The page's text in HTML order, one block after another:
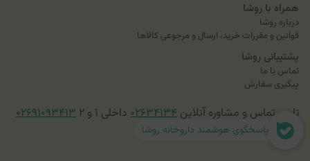
همراه با روشا
درباره روشا
قوانین و مقررات خرید، ارسال و مرجوعی کالاها
پشتیبانی روشا
تماس با ما
پیگیری سفارش
تلفن تماس و مشاوره آنلاین ۰۲۶۳۴۱۳۴ داخلی ۱ و ۲ ۰۲۶۹۱۰۹۳۴۱۳
پاسخگوی هوشمند داروخانه روشا